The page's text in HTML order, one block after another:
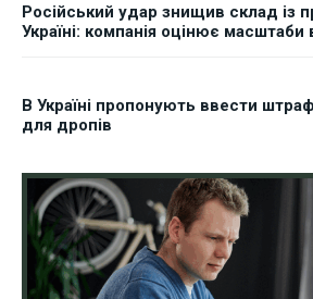
Російський удар знищив склад із
Україні: компанія оцінює масштаби
В Україні пропонують ввести
для дропів